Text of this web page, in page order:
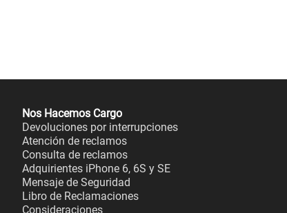
Nos Hacemos Cargo
Devoluciones por interrupciones
Atención de reclamos
Consulta de reclamos
Adquirientes iPhone 6, 6S y SE
Mensaje de Seguridad
Libro de Reclamaciones
Consideraciones